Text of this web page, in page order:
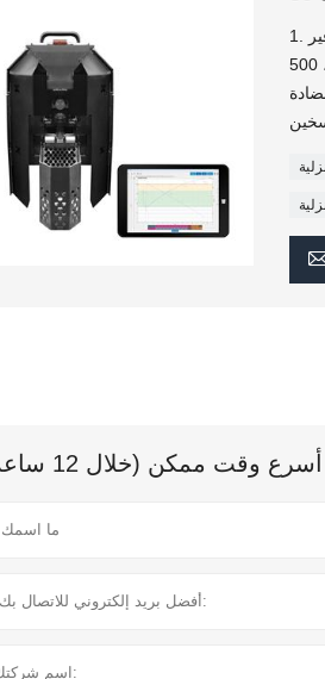
1. محمصة قهوة صغيرة. الوزن فقط 6 كجم. 2. السعة 50 جرام -150 جرام. 3. توفير
الطاقة ، 500W فقط. 4. يمكن تحديد التحكم اليدوي والتحكم الحرفي. 5. نظام جمع
مضادة
ممكن (خلال 12 ساعة)